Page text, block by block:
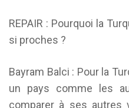
REPAIR : Pourquoi la
si proches ?
Bayram Balci : Pour la
un pays comme les
comparer à ses autres